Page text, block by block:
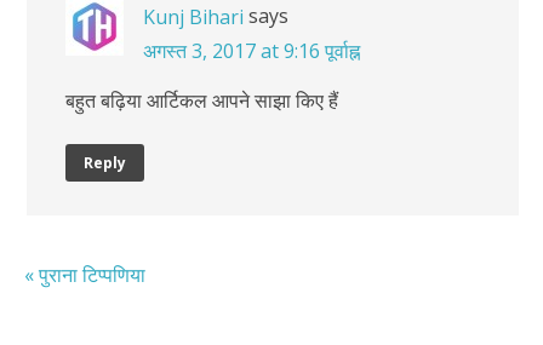
Kunj Bihari says
अगस्त 3, 2017 at 9:16 पूर्वाह्न
बहुत बढ़िया आर्टिकल आपने साझा किए हैं
Reply
« पुराना टिप्पणिया